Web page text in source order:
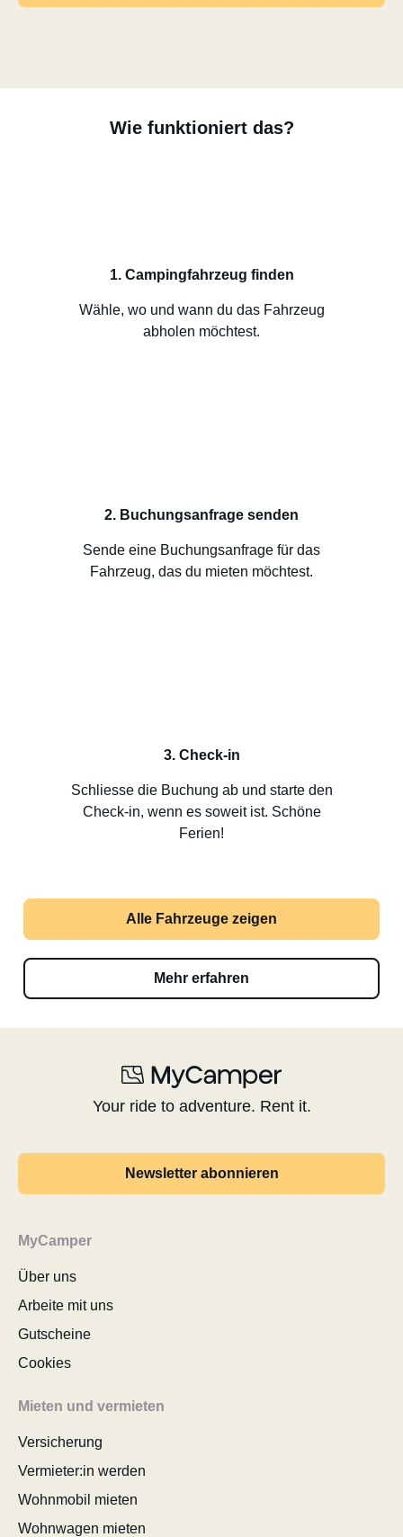
Wie funktioniert das?
1. Campingfahrzeug finden
Wähle, wo und wann du das Fahrzeug
abholen möchtest.
2. Buchungsanfrage senden
Sende eine Buchungsanfrage für das
Fahrzeug, das du mieten möchtest.
3. Check-in
Schliesse die Buchung ab und starte den
Check-in, wenn es soweit ist. Schöne
Ferien!
Alle Fahrzeuge zeigen
Mehr erfahren
Your ride to adventure. Rent it.
Newsletter abonnieren
MyCamper
Über uns
Arbeite mit uns
Gutscheine
Cookies
Mieten und vermieten
Versicherung
Vermieter:in werden
Wohnmobil mieten
Wohnwagen mieten